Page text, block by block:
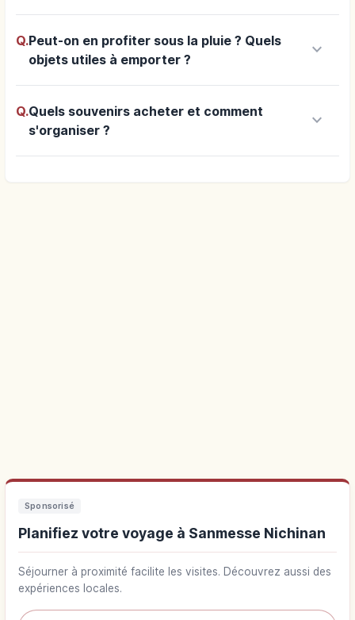
Q.Peut-on en profiter sous la pluie ? Quels
objets utiles à emporter ?
keyboard_arrow_down
Q.Quels souvenirs acheter et comment
s'organiser ?
keyboard_arrow_down
Sponsorisé
Planifiez votre voyage à Sanmesse Nichinan
Séjourner à proximité facilite les visites. Découvrez aussi des
expériences locales.